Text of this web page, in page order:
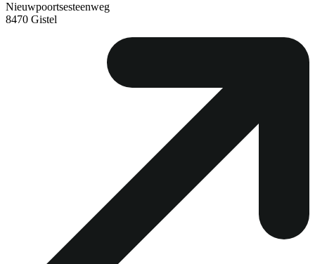
Nieuwpoortsesteenweg
8470 Gistel